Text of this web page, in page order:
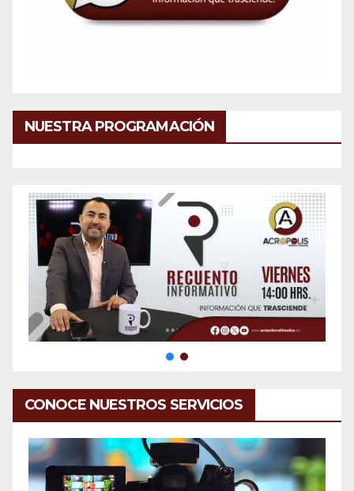
NUESTRA PROGRAMACIÓN
CONOCE NUESTROS SERVICIOS